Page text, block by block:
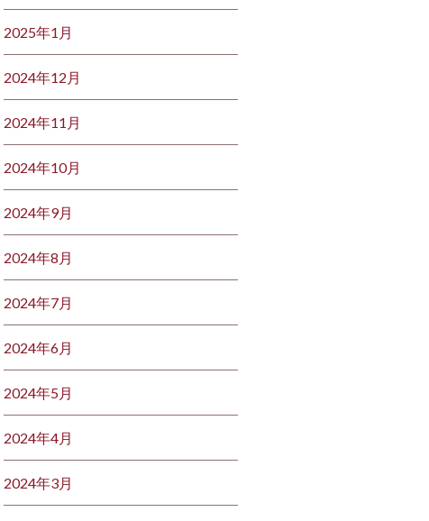
2025年1月
2024年12月
2024年11月
2024年10月
2024年9月
2024年8月
2024年7月
2024年6月
2024年5月
2024年4月
2024年3月